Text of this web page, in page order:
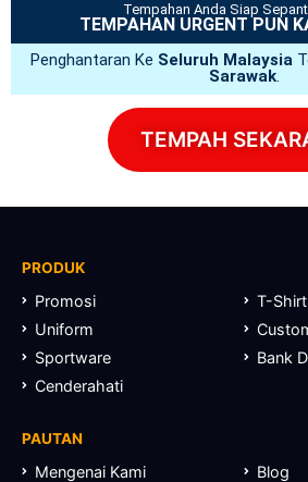
Tempahan Anda Siap
TEMPAHAN URGENT PUN
Penghantaran Ke Seluruh Malaysia
Sarawak.
TEMPAH
PRODUK
Promosi
T-Shirt
Uniform
Sportware
Bank
Cenderahati
PAUTAN
Mengenai Kami
Blog